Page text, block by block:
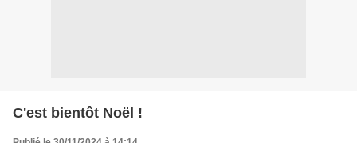
C'est bientôt Noël !